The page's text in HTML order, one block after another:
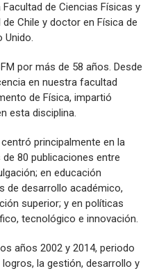
de Ciencias Físicas y
Chile y doctor en Física de
Unido.
por más de 58 años. Desde
en nuestra facultad
de Física, impartió
esta disciplina.
principalmente en la
80 publicaciones entre
en educación
de desarrollo académico,
superior; y en políticas
tecnológico e innovación.
años 2002 y 2014, periodo
la gestión, desarrollo y